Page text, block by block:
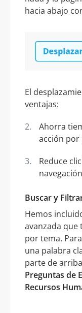
hacia abajo
El
ventajas:
Ahorra
acción por
Reduce
Buscar y
Hemos
avanzada
por tema.
una palabra
parte de
Preguntas de
Recursos